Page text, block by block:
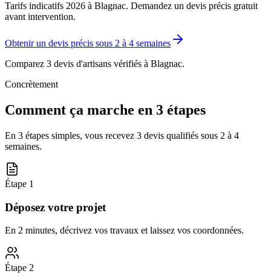
Tarifs indicatifs 2026 à Blagnac. Demandez un devis précis gratuit
avant intervention.
Obtenir un devis précis sous 2 à 4 semaines
Comparez 3 devis d'artisans vérifiés à Blagnac.
Concrètement
Comment ça marche en 3 étapes
En 3 étapes simples, vous recevez 3 devis qualifiés sous 2 à 4
semaines.
Étape 1
Déposez votre projet
En 2 minutes, décrivez vos travaux et laissez vos coordonnées.
Étape 2